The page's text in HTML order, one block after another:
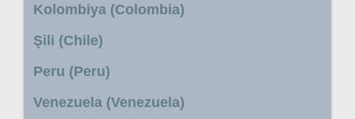
Kolombiya (Colombia)
Şili (Chile)
Peru (Peru)
Venezuela (Venezuela)